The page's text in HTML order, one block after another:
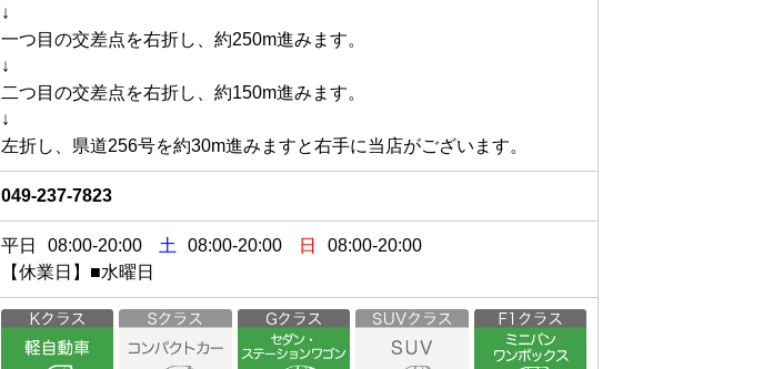
↓
一つ目の交差点を右折し、約250m進みます。
↓
二つ目の交差点を右折し、約150m進みます。
↓
左折し、県道256号を約30m進みますと右手に当店がございます。
049-237-7823
平日 08:00-20:00 土 08:00-20:00 日
08:00-20:00
【休業日】■水曜日